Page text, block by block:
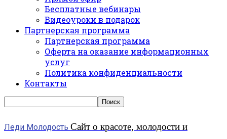
Бесплатные вебинары
Видеоуроки в подарок
Партнерская программа
Партнерская программа
Оферта на оказание информационных
услуг
Политика конфиденциальности
Контакты
Леди Молодость Сайт о красоте, молодости и